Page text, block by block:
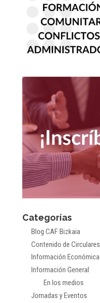
Categorías
Blog CAF Bizkaia
Contenido de Circulares
Información Económica
Información General
En los medios
Jornadas y Eventos